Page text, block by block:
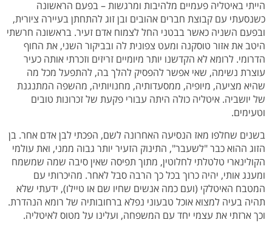
הייתי באיטליה פעמיים מלהיבות ומרגשות – בפעם הראשונה
כשנסעתי עם קבוצת חברים אהובים ובן זוג להתחתן בעיירה ציורית,
ובפעם השניה כאשר בבטני החל לצמוח אדם זעיר. בראשונה חרשתי
היטב את אזור טוסקנה ומעט צפונית לה ובביקור השני, את החוף
הדרומי. לרומא לא הקדשנו יותר מיומיים זריזים וזכרתי אותה כעיר
עוצרת נשימה, שאי אפשר להפסיק להלך בה, להתפעל מכל מה
שהיא מציעה, מיופיה, ממסעדותיה, מחנויותיה, מהשפה המתנגנת
של יושביה. איטליה כולה היתה עבורי פקעת של זכרונות טובים
וטעימים.
בשנים שחלפו מאז הנסיעה האחרונה לשם, הפכתי לבן אדם אחר. בן
הזוג ההוא כבר "לשעבר", התינוק הזעיר יותר גבוה ממני, ואת עולמי
הקולינארי טלטלתי לחלוטין, מתוך תפיסה שאין סיבה שמה שמשמח
ומענג אותי, יהיה כרוך בכל כך הרבה סבל לאחר. מהיכרותי עם
המטבח האיטלקי (ועם כמה אנשים שחיו שם או טיילו), ידעתי שלא
תהיה בעיה למצוא אוכל טבעוני נפלא ברחובותיה של רומא הנהדרת.
וכך ארזתי את עצמי יחד עם המשפחה, ועלינו על מטוס לאיטליה.